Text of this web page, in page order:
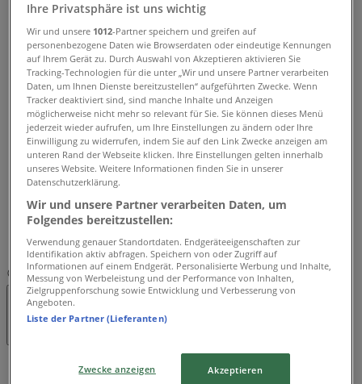
Sonntag
10:00 - 18:00
Montag
07:00 - 20:00
Dienstag
07:00 - 20:00
Mittwoch
07:00 - 20:00
Donnerstag
07:00 - 20:00
07:00 - 20:00
Samstag
08:00 - 19:00
Karte
Geschlossen
Sonntag
Ihre Privatsphäre ist uns wichtig
Wir und unsere 1012-Partner speichern und greifen auf
personenbezogene Daten wie Browserdaten oder eindeutige Kennungen
auf Ihrem Gerät zu. Durch Auswahl von Akzeptieren aktivieren Sie
Tracking-Technologien für die unter „Wir und unsere Partner verarbeiten
Daten, um Ihnen Dienste bereitzustellen“ aufgeführten Zwecke. Wenn
Tracker deaktiviert sind, sind manche Inhalte und Anzeigen
möglicherweise nicht mehr so relevant für Sie. Sie können dieses Menü
jederzeit wieder aufrufen, um Ihre Einstellungen zu ändern oder Ihre
Einwilligung zu widerrufen, indem Sie auf den Link Zwecke anzeigen am
unteren Rand der Webseite klicken. Ihre Einstellungen gelten innerhalb
unseres Website. Weitere Informationen finden Sie in unserer
Datenschutzerklärung.
Wir und unsere Partner verarbeiten Daten, um
Folgendes bereitzustellen:
Verwendung genauer Standortdaten. Endgeräteeigenschaften zur
Identifikation aktiv abfragen. Speichern von oder Zugriff auf
Informationen auf einem Endgerät. Personalisierte Werbung und Inhalte,
Messung von Werbeleistung und der Performance von Inhalten,
Zielgruppenforschung sowie Entwicklung und Verbesserung von
Angeboten.
Liste der Partner (Lieferanten)
Zwecke anzeigen Akzeptieren